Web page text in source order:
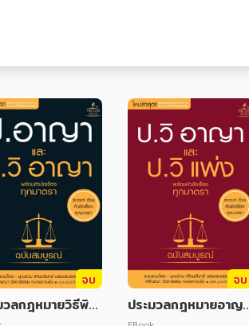
จบ
วลกฎหมายวิธีพิจ
จบ
ประมวลกฎหมายอาญา